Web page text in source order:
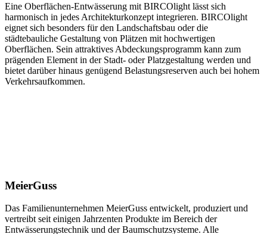
Eine Oberflächen-Entwässerung mit BIRCOlight lässt sich
harmonisch in jedes Architekturkonzept integrieren. BIRCOlight
eignet sich besonders für den Landschaftsbau oder die
städtebauliche Gestaltung von Plätzen mit hochwertigen
Oberflächen. Sein attraktives Abdeckungsprogramm kann zum
prägenden Element in der Stadt- oder Platzgestaltung werden und
bietet darüber hinaus genügend Belastungsreserven auch bei hohem
Verkehrsaufkommen.
MeierGuss
Das Familienunternehmen MeierGuss entwickelt, produziert und
vertreibt seit einigen Jahrzenten Produkte im Bereich der
Entwässerungstechnik und der Baumschutzsysteme. Alle